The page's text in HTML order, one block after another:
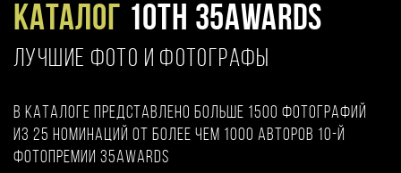
Каталог 10TH 35AWARDS
ЛУЧШИЕ ФОТО И ФОТОГРАФЫ
В каталоге представлено больше 1500 фотографий
из 25 номинаций от более чем 1000 авторов 10-й
фотопремии 35AWARDS